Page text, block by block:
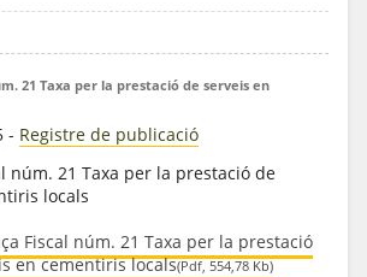
21 Taxa per la prestació de serveis en
- Registre de publicació
núm. 21 Taxa per la prestació de
locals
Fiscal núm. 21 Taxa per la prestació
en cementiris locals(Pdf, 554,78 Kb)